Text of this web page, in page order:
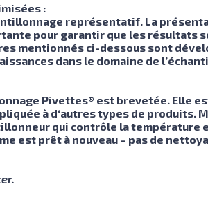
:
représentatif. La
pour garantir que les résultats
mentionnés ci-dessous sont
dans le domaine de
Pivettes® est brevetée. Elle
à d‘autres types de
qui contrôle la température
est prêt à nouveau – pas de